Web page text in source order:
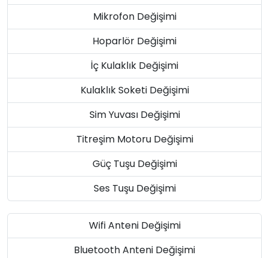
Mikrofon Değişimi
Hoparlör Değişimi
İç Kulaklık Değişimi
Kulaklık Soketi Değişimi
Sim Yuvası Değişimi
Titreşim Motoru Değişimi
Güç Tuşu Değişimi
Ses Tuşu Değişimi
Wifi Anteni Değişimi
Bluetooth Anteni Değişimi